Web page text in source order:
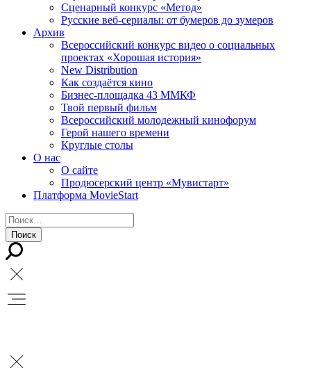
Сценарный конкурс «Метод»
Русские веб-сериалы: от бумеров до зумеров
Архив
Всероссийский конкурс видео о социальных
проектах «Хорошая история»
New Distribution
Как создаётся кино
Бизнес-площадка 43 ММКФ
Твой первый фильм
Всероссийский молодежный кинофорум
Герой нашего времени
Круглые столы
О нас
О сайте
Продюсерский центр «Мувистарт»
Платформа MovieStart